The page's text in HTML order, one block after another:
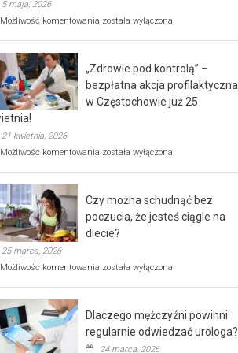
5 maja, 2026
Możliwość komentowania Rusza
rehabilitacji
dla
seniorów!
została wyłączona
„Zdrowie pod kontrolą” –
bezpłatna akcja profilaktyczna
w Częstochowie już 25
21 kwietnia, 2026
Możliwość komentowania „Zdrowie
bezpłatna
akcja
profilaktyczna
w
już
kwietnia!
została wyłączona
Czy można schudnąć bez
poczucia, że jesteś ciągle na
diecie?
25 marca, 2026
Możliwość komentowania Czy
poczucia,
że
została wyłączona
Dlaczego mężczyźni powinni
regularnie odwiedzać urologa?
24 marca, 2026